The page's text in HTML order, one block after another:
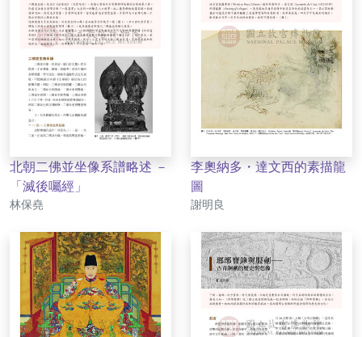
北朝二佛並坐像系譜略述 －
「滅後囑經」
作者
林保堯
李奧納多・達文西的素描龍
圖
作者
謝明良